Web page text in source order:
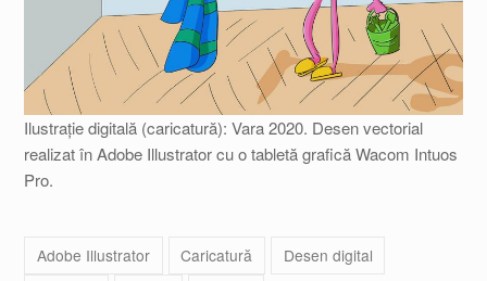
Ilustrație digitală (caricatură): Vara 2020. Desen vectorial
realizat în Adobe Illustrator cu o tabletă grafică Wacom Intuos
Pro.
Adobe Illustrator Caricatură
Desen digital